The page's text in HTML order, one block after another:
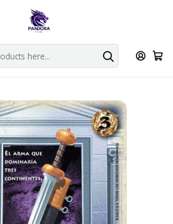
singles superiores a 49.990 el envio es
Explorar singles
TCG Mitos y Leyendas TCG
Primer Bloque MYL